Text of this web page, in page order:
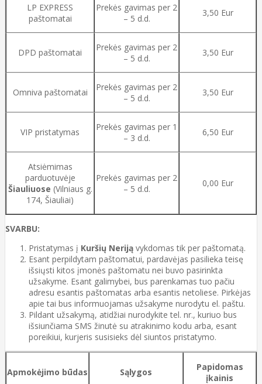
LP EXPRESS
paštomatai
Prekės gavimas per 2
– 5 d.d.
3,50 Eur
DPD paštomatai
Prekės gavimas per 2
– 5 d.d.
3,50 Eur
Omniva paštomatai
Prekės gavimas per 2
– 5 d.d.
3,50 Eur
VIP pristatymas
Prekės gavimas per 1
– 3 d.d.
6,50 Eur
Atsiėmimas
parduotuvėje
Šiauliuose (Vilniaus g.
174, Šiauliai)
Prekės gavimas per 2
– 5 d.d.
0,00 Eur
SVARBU:
Pristatymas į Kuršių Neriją vykdomas tik per paštomatą.
Esant perpildytam paštomatui, pardavėjas pasilieka teisę
išsiųsti kitos įmonės paštomatu nei buvo pasirinkta
užsakyme. Esant galimybei, bus parenkamas tuo pačiu
adresu esantis paštomatas arba esantis netoliese. Pirkėjas
apie tai bus informuojamas užsakyme nurodytu el. paštu.
Pildant užsakymą, atidžiai nurodykite tel. nr., kuriuo bus
išsiunčiama SMS žinutė su atrakinimo kodu arba, esant
poreikiui, kurjeris susisieks dėl siuntos pristatymo.
Apmokėjimo būdas Sąlygos
Papidomas
įkainis